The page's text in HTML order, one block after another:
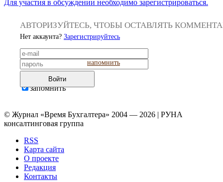
Для участия в обсуждении необходимо зарегистрироваться.
АВТОРИЗУЙТЕСЬ, ЧТОБЫ ОСТАВЛЯТЬ
Нет аккаунта? Зарегистрируйтесь
напомнить
Войти
запомнить
© Журнал «Время Бухгалтера» 2004 — 2026 | РУНА
консалтинговая группа
RSS
Карта сайта
О проекте
Редакция
Контакты